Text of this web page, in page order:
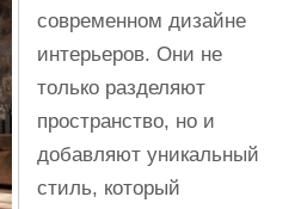
современном дизайне
интерьеров. Они не
только разделяют
пространство, но и
добавляют уникальный
стиль, который